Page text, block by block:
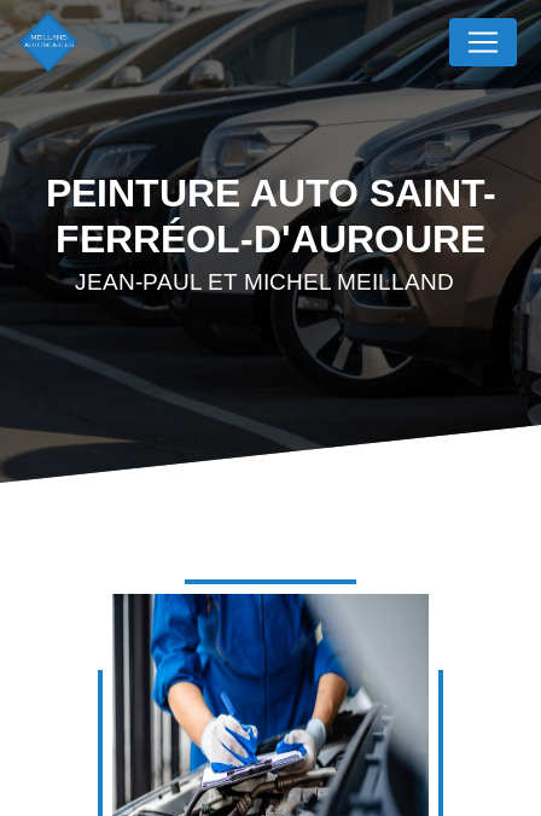
PEINTURE AUTO SAINT-
FERRÉOL-D'AUROURE
JEAN-PAUL ET MICHEL MEILLAND
Panneau de gestion des cookies